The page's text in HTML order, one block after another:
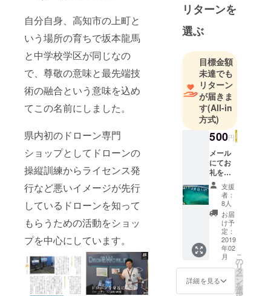
自分自身、高知市の上町と
いう場所の育ちで坂本龍馬
と中学校学区が同じなの
で、尊敬の意味と最先端技
術の融合という意味を込め
てこの名前にしました。
県内初のドローン専門
ショップとしてドローンの
操縦訓練からライセンス発
行など悪いイメージが先行
しているドローンを知って
もらうための活動をショッ
プを中心にしています。
育った町が
坂本龍馬と
同じで、同
じ学区の中
学校を卒業
したことも
あり、尊敬
の意味と最
先端技術の
融合で船中
八策からイ
ンスピレー
ションを頂
き、空中八
策にしまし
「ドローン
をもっと身
近に」をコ
ンセプトに
ドローン撮
リターンを
選ぶ
目標金額
未達でも
リターン
が届きま
す(All-in
方式)
500円
メール
にてお
礼を差
し上げ
ます。1
枚ラン
ダムで
撮れま
した画
像を添
付させ
ていた
だきま
す。
支援
者：
8人
お届
け予
定：
2019
年02
月
詳細を見る
こ
の
リ
タ
ー
ン
を
選